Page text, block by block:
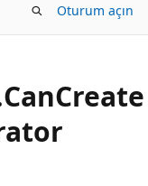
Oturum açın
CanCreate